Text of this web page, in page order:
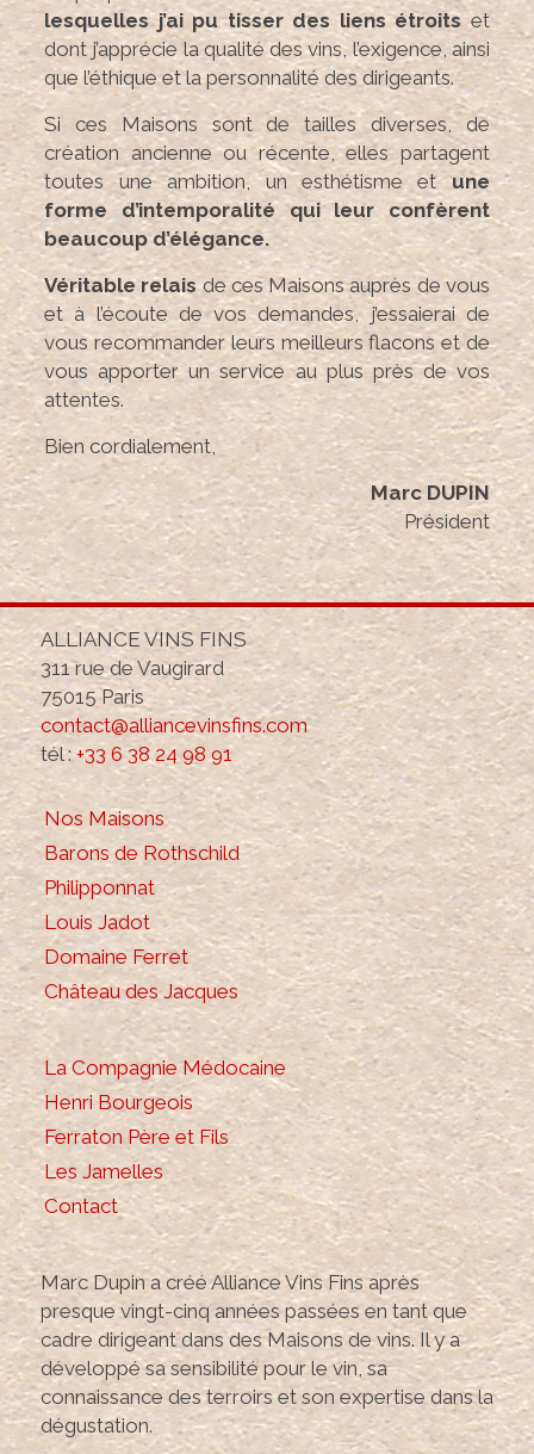
lesquelles j’ai pu tisser des liens étroitset
dont j’apprécie la qualité des vins, l’exigence, ainsi
que l’éthique et la personnalité des dirigeants.
Si ces Maisons sont de tailles diverses, de
création ancienne ou récente, elles partagent
toutes une ambition, un esthétisme etune
forme d’intemporalité qui leur confèrent
beaucoup d’élégance.
Véritable relaisde ces Maisons auprès de vous
et à l’écoute de vos demandes, j’essaierai de
vous recommander leurs meilleurs flacons et de
vous apporter un service au plus près de vos
attentes.
Bien cordialement,
Marc DUPIN
Président
ALLIANCE VINS FINS
311 rue de Vaugirard
75015 Paris
contact@alliancevinsfins.com
tél :+33 6 38 24 98 91
Nos Maisons
Barons de Rothschild
Philipponnat
Louis Jadot
Domaine Ferret
Château des Jacques
La Compagnie Médocaine
Henri Bourgeois
Ferraton Père et Fils
Les Jamelles
Contact
Marc Dupin a créé Alliance Vins Fins après
presque vingt-cinq années passées en tant que
cadre dirigeant dans des Maisons de vins. Il y a
développé sa sensibilité pour le vin, sa
connaissance des terroirs et son expertise dans la
dégustation.